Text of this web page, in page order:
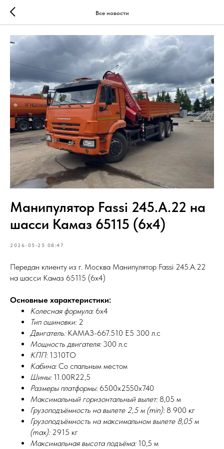
Все новости
Манипулятор Fassi 245.А.22 на
шасси Камаз 65115 (6х4)
2026-05-25 08:47
Передан клиенту из г. Москва Манипулятор Fassi 245.А.22
на шасси Камаз 65115 (6х4)
Основные характеристики:
Колесная формула:6х4
Тип ошиновки: 2
Двигатель:КАМАЗ-667.510 Е5 300 л.с
Мощность двигателя:300 л.с
КПП:1310ТО
Кабина:Со спальным местом
Шины:11.00R22,5
Размеры платформы:6500х2550х740
Максимальный горизонтальный вылет: 8,05 м
Грузоподъёмность на вылете 2,5 м (min):8 900 кг
Грузоподъёмность на максимальном вылете 8,05 м
(max):2915 кг
Максимальная высота подъёма:10,5 м